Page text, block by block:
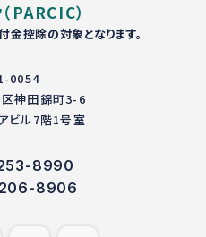
PARCIC）
控除の対象となります。
0054
神田錦町3-6
ビル7階1号室
8990
8906